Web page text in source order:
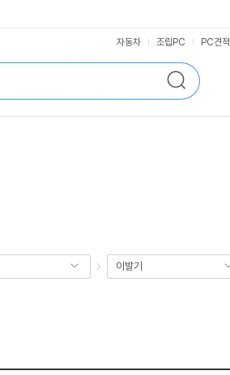
검
색
자동차 조립PC PC견적
이발기